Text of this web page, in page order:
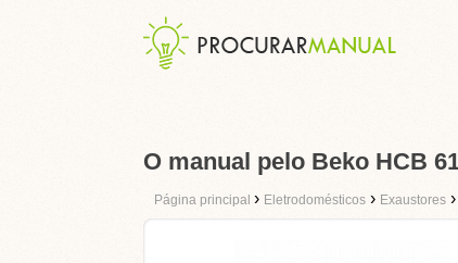
O manual pelo Beko HCB
Página principal › Eletrodomésticos › Exaustores ›